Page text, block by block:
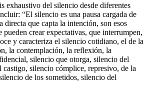
exhaustivo del silencio desde diferentes
“El silencio es una pausa cargada de
directa que capta la intención, son esos
pueden crear expectativas, que interrumpen,
y caracteriza el silencio cotidiano, el de la
la contemplación, la reflexión, la
silencio que otorga, silencio del
silencio cómplice, represivo, de la
de los sometidos, silencio del